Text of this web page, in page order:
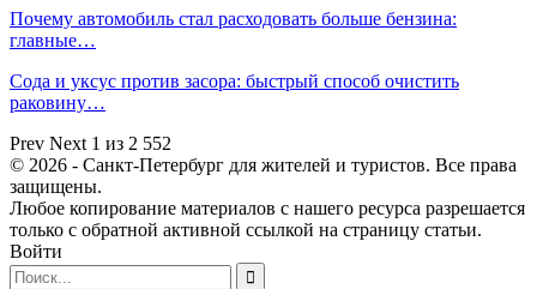
Почему автомобиль стал расходовать больше бензина:
главные…
Сода и уксус против засора: быстрый способ очистить
раковину…
Prev Next 1 из 2 552
© 2026 - Санкт-Петербург для жителей и туристов. Все права
защищены.
Любое копирование материалов с нашего ресурса разрешается
только с обратной активной ссылкой на страницу статьи.
Войти